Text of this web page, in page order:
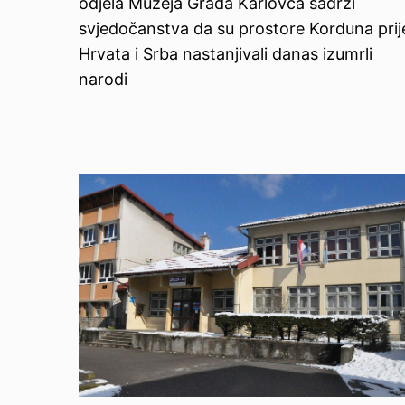
svjedočanstva da su prostore Korduna
Hrvata i Srba nastanjivali danas izumrli
narodi